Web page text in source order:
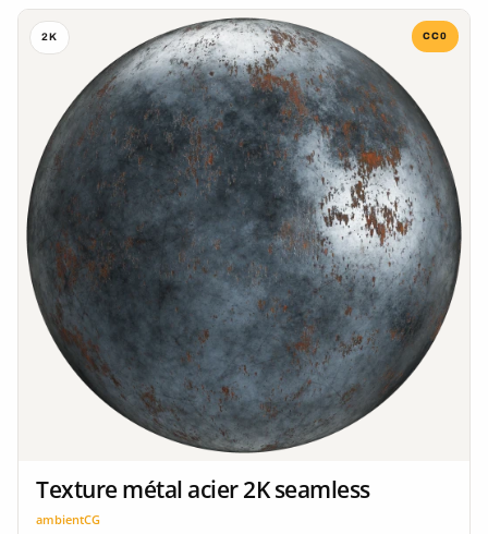
2K CC0
Texture métal acier 2K seamless
ambientCG